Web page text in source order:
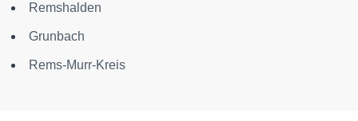
Remshalden
Grunbach
Rems-Murr-Kreis